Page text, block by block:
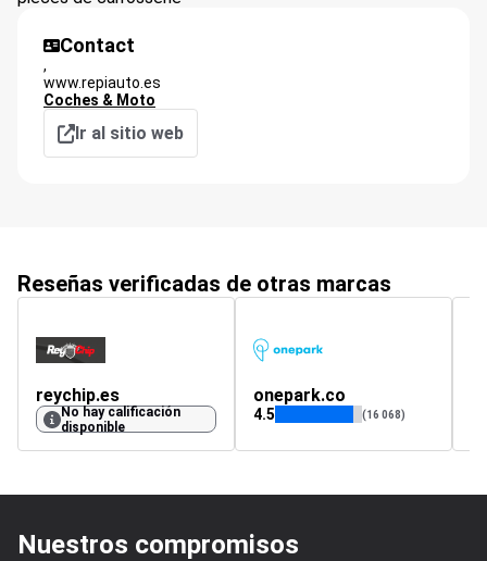
Contact
,
www.repiauto.es
Coches & Moto
Ir al sitio web
Reseñas verificadas de otras marcas
reychip.es
No hay calificación
disponible
onepark.co
4.5 (16 068)
Nuestros compromisos